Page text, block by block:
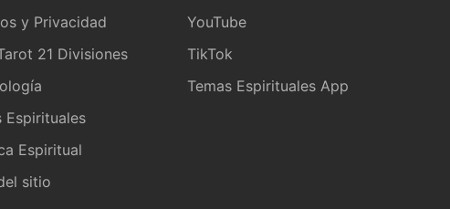
y Privacidad
21 Divisiones
Espirituales
Espiritual
sitio
YouTube
TikTok
Temas Espirituales App